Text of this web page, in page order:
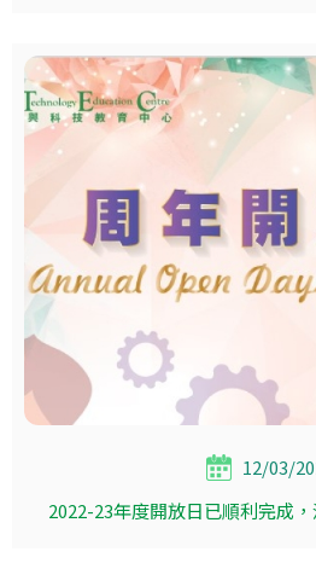
12/03/
2022-23年度開放日已順利完成